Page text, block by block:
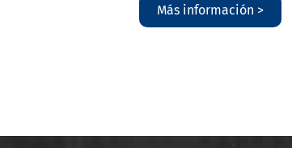
Más información >